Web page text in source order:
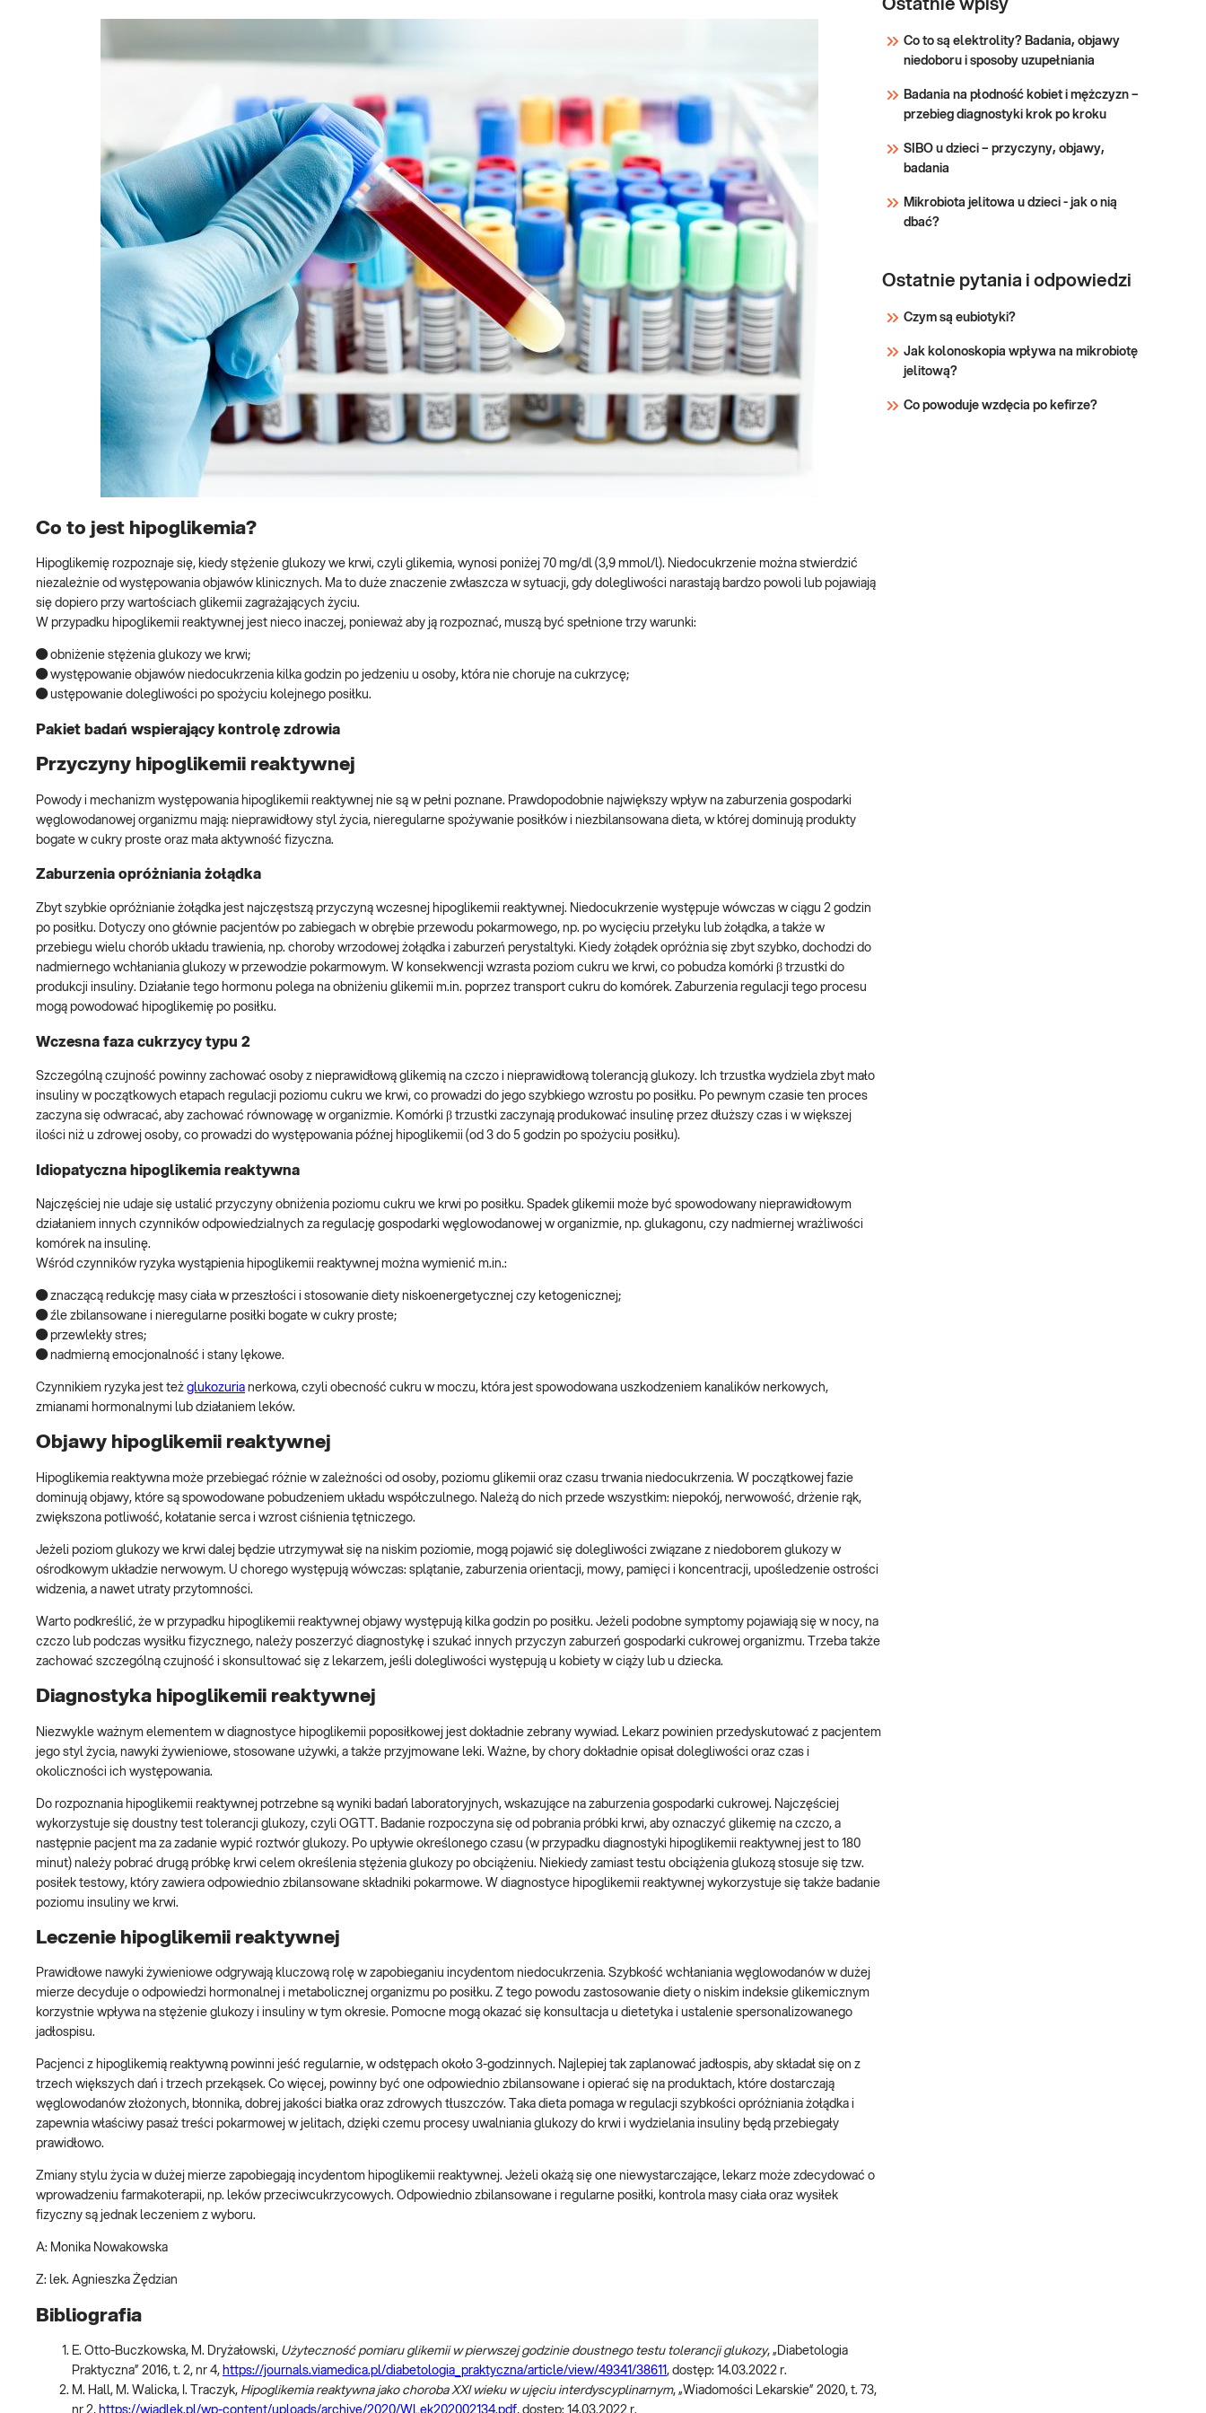
Co to jest hipoglikemia?
Hipoglikemię rozpoznaje się, kiedy stężenie glukozy we krwi, czyli glikemia, wynosi poniżej 70 mg/dl (3,9 mmol/l). Niedocukrzenie można stwierdzić
niezależnie od występowania objawów klinicznych. Ma to duże znaczenie zwłaszcza w sytuacji, gdy dolegliwości narastają bardzo powoli lub pojawiają
się dopiero przy wartościach glikemii zagrażających życiu.
W przypadku hipoglikemii reaktywnej jest nieco inaczej, ponieważ aby ją rozpoznać, muszą być spełnione trzy warunki:
● obniżenie stężenia glukozy we krwi;
● występowanie objawów niedocukrzenia kilka godzin po jedzeniu u osoby, która nie choruje na cukrzycę;
● ustępowanie dolegliwości po spożyciu kolejnego posiłku.
Pakiet badań wspierający kontrolę zdrowia
Przyczyny hipoglikemii reaktywnej
Powody i mechanizm występowania hipoglikemii reaktywnej nie są w pełni poznane. Prawdopodobnie największy wpływ na zaburzenia gospodarki
węglowodanowej organizmu mają: nieprawidłowy styl życia, nieregularne spożywanie posiłków i niezbilansowana dieta, w której dominują produkty
bogate w cukry proste oraz mała aktywność fizyczna.
Zaburzenia opróżniania żołądka
Zbyt szybkie opróżnianie żołądka jest najczęstszą przyczyną wczesnej hipoglikemii reaktywnej. Niedocukrzenie występuje wówczas w ciągu 2 godzin
po posiłku. Dotyczy ono głównie pacjentów po zabiegach w obrębie przewodu pokarmowego, np. po wycięciu przełyku lub żołądka, a także w
przebiegu wielu chorób układu trawienia, np. choroby wrzodowej żołądka i zaburzeń perystaltyki. Kiedy żołądek opróżnia się zbyt szybko, dochodzi do
nadmiernego wchłaniania glukozy w przewodzie pokarmowym. W konsekwencji wzrasta poziom cukru we krwi, co pobudza komórki β trzustki do
produkcji insuliny. Działanie tego hormonu polega na obniżeniu glikemii m.in. poprzez transport cukru do komórek. Zaburzenia regulacji tego procesu
mogą powodować hipoglikemię po posiłku.
Wczesna faza cukrzycy typu 2
Szczególną czujność powinny zachować osoby z nieprawidłową glikemią na czczo i nieprawidłową tolerancją glukozy. Ich trzustka wydziela zbyt mało
insuliny w początkowych etapach regulacji poziomu cukru we krwi, co prowadzi do jego szybkiego wzrostu po posiłku. Po pewnym czasie ten proces
zaczyna się odwracać, aby zachować równowagę w organizmie. Komórki β trzustki zaczynają produkować insulinę przez dłuższy czas i w większej
ilości niż u zdrowej osoby, co prowadzi do występowania późnej hipoglikemii (od 3 do 5 godzin po spożyciu posiłku).
Idiopatyczna hipoglikemia reaktywna
Najczęściej nie udaje się ustalić przyczyny obniżenia poziomu cukru we krwi po posiłku. Spadek glikemii może być spowodowany nieprawidłowym
działaniem innych czynników odpowiedzialnych za regulację gospodarki węglowodanowej w organizmie, np. glukagonu, czy nadmiernej wrażliwości
komórek na insulinę.
Wśród czynników ryzyka wystąpienia hipoglikemii reaktywnej można wymienić m.in.:
● znaczącą redukcję masy ciała w przeszłości i stosowanie diety niskoenergetycznej czy ketogenicznej;
● źle zbilansowane i nieregularne posiłki bogate w cukry proste;
● przewlekły stres;
● nadmierną emocjonalność i stany lękowe.
Czynnikiem ryzyka jest też glukozuria nerkowa, czyli obecność cukru w moczu, która jest spowodowana uszkodzeniem kanalików nerkowych,
zmianami hormonalnymi lub działaniem leków.
Objawy hipoglikemii reaktywnej
Hipoglikemia reaktywna może przebiegać różnie w zależności od osoby, poziomu glikemii oraz czasu trwania niedocukrzenia. W początkowej fazie
dominują objawy, które są spowodowane pobudzeniem układu współczulnego. Należą do nich przede wszystkim: niepokój, nerwowość, drżenie rąk,
zwiększona potliwość, kołatanie serca i wzrost ciśnienia tętniczego.
Jeżeli poziom glukozy we krwi dalej będzie utrzymywał się na niskim poziomie, mogą pojawić się dolegliwości związane z niedoborem glukozy w
ośrodkowym układzie nerwowym. U chorego występują wówczas: splątanie, zaburzenia orientacji, mowy, pamięci i koncentracji, upośledzenie ostrości
widzenia, a nawet utraty przytomności.
Warto podkreślić, że w przypadku hipoglikemii reaktywnej objawy występują kilka godzin po posiłku. Jeżeli podobne symptomy pojawiają się w nocy, na
czczo lub podczas wysiłku fizycznego, należy poszerzyć diagnostykę i szukać innych przyczyn zaburzeń gospodarki cukrowej organizmu. Trzeba także
zachować szczególną czujność i skonsultować się z lekarzem, jeśli dolegliwości występują u kobiety w ciąży lub u dziecka.
Diagnostyka hipoglikemii reaktywnej
Niezwykle ważnym elementem w diagnostyce hipoglikemii poposiłkowej jest dokładnie zebrany wywiad. Lekarz powinien przedyskutować z pacjentem
jego styl życia, nawyki żywieniowe, stosowane używki, a także przyjmowane leki. Ważne, by chory dokładnie opisał dolegliwości oraz czas i
okoliczności ich występowania.
Do rozpoznania hipoglikemii reaktywnej potrzebne są wyniki badań laboratoryjnych, wskazujące na zaburzenia gospodarki cukrowej. Najczęściej
wykorzystuje się doustny test tolerancji glukozy, czyli OGTT. Badanie rozpoczyna się od pobrania próbki krwi, aby oznaczyć glikemię na czczo, a
następnie pacjent ma za zadanie wypić roztwór glukozy. Po upływie określonego czasu (w przypadku diagnostyki hipoglikemii reaktywnej jest to 180
minut) należy pobrać drugą próbkę krwi celem określenia stężenia glukozy po obciążeniu. Niekiedy zamiast testu obciążenia glukozą stosuje się tzw.
posiłek testowy, który zawiera odpowiednio zbilansowane składniki pokarmowe. W diagnostyce hipoglikemii reaktywnej wykorzystuje się także badanie
poziomu insuliny we krwi.
Leczenie hipoglikemii reaktywnej
Prawidłowe nawyki żywieniowe odgrywają kluczową rolę w zapobieganiu incydentom niedocukrzenia. Szybkość wchłaniania węglowodanów w dużej
mierze decyduje o odpowiedzi hormonalnej i metabolicznej organizmu po posiłku. Z tego powodu zastosowanie diety o niskim indeksie glikemicznym
korzystnie wpływa na stężenie glukozy i insuliny w tym okresie. Pomocne mogą okazać się konsultacja u dietetyka i ustalenie spersonalizowanego
jadłospisu.
Pacjenci z hipoglikemią reaktywną powinni jeść regularnie, w odstępach około 3-godzinnych. Najlepiej tak zaplanować jadłospis, aby składał się on z
trzech większych dań i trzech przekąsek. Co więcej, powinny być one odpowiednio zbilansowane i opierać się na produktach, które dostarczają
węglowodanów złożonych, błonnika, dobrej jakości białka oraz zdrowych tłuszczów. Taka dieta pomaga w regulacji szybkości opróżniania żołądka i
zapewnia właściwy pasaż treści pokarmowej w jelitach, dzięki czemu procesy uwalniania glukozy do krwi i wydzielania insuliny będą przebiegały
prawidłowo.
Zmiany stylu życia w dużej mierze zapobiegają incydentom hipoglikemii reaktywnej. Jeżeli okażą się one niewystarczające, lekarz może zdecydować o
wprowadzeniu farmakoterapii, np. leków przeciwcukrzycowych. Odpowiednio zbilansowane i regularne posiłki, kontrola masy ciała oraz wysiłek
fizyczny są jednak leczeniem z wyboru.
A: Monika Nowakowska
Z: lek. Agnieszka Żędzian
Bibliografia
E. Otto-Buczkowska, M. Dryżałowski, Użyteczność pomiaru glikemii w pierwszej godzinie doustnego testu tolerancji glukozy, „Diabetologia
Praktyczna” 2016, t. 2, nr 4, https://journals.viamedica.pl/diabetologia_praktyczna/article/view/49341/38611, dostęp: 14.03.2022 r.
M. Hall, M. Walicka, I. Traczyk, Hipoglikemia reaktywna jako choroba XXI wieku w ujęciu interdyscyplinarnym, „Wiadomości Lekarskie” 2020, t. 73,
metabolizmu węglo
wyrównania glikemii u
chorych na cukrzycę.
Sprawdź
Ostatnie wpisy
Co to są elektrolity? Badania, objawy
niedoboru i sposoby uzupełniania
Badania na płodność kobiet i mężczyzn –
przebieg diagnostyki krok po kroku
SIBO u dzieci – przyczyny, objawy,
badania
Mikrobiota jelitowa u dzieci - jak o nią
dbać?
Ostatnie pytania i odpowiedzi
Czym są eubiotyki?
Jak kolonoskopia wpływa na mikrobiotę
jelitową?
Co powoduje wzdęcia po kefirze?